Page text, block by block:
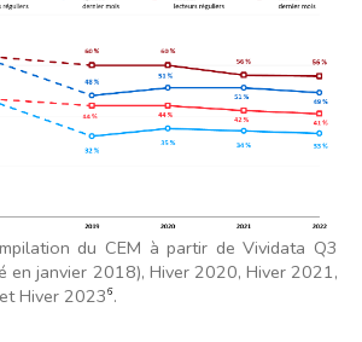
du CEM à partir de Vividata Q3
en janvier 2018), Hiver 2020, Hiver 2021,
Hiver 20236.